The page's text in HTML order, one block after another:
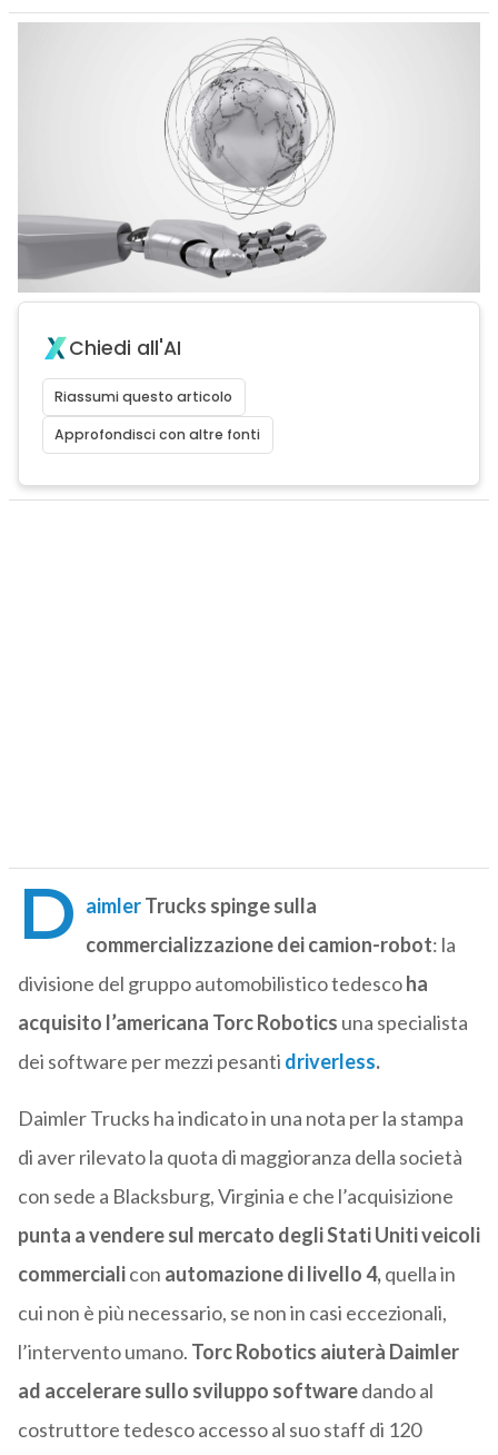
Chiedi all'AI
Riassumi questo articolo
Approfondisci con altre fonti
D aimlerTrucks spinge sulla
commercializzazione dei camion-robot: la
divisione del gruppo automobilistico tedescoha
acquisito l’americana Torc Robotics una specialista
dei software per mezzi pesanti driverless.
Daimler Trucks ha indicato in una nota per la stampa
di aver rilevato la quota di maggioranza della società
con sede a Blacksburg, Virginia e che l’acquisizione
punta a vendere sul mercato degli Stati Uniti veicoli
commercialicon automazione di livello 4,quella in
cui non è più necessario, se non in casi eccezionali,
l’intervento umano. Torc Robotics aiuterà Daimler
ad accelerare sullo sviluppo softwaredando al
costruttore tedesco accesso al suo staff di 120